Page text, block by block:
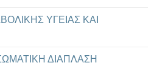
ΥΓΕΙΑΣ ΚΑΙ
ΔΙΑΠΛΑΣΗ